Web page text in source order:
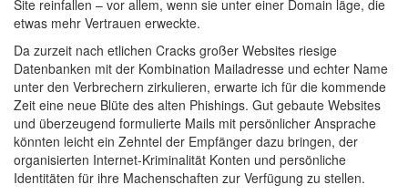
Site reinfallen – vor allem, wenn sie unter einer Domain läge, die
etwas mehr Vertrauen erweckte.
Da zurzeit nach etlichen Cracks großer Websites riesige
Datenbanken mit der Kombination Mailadresse und echter Name
unter den Verbrechern zirkulieren, erwarte ich für die kommende
Zeit eine neue Blüte des alten Phishings. Gut gebaute Websites
und überzeugend formulierte Mails mit persönlicher Ansprache
könnten leicht ein Zehntel der Empfänger dazu bringen, der
organisierten Internet-Kriminalität Konten und persönliche
Identitäten für ihre Machenschaften zur Verfügung zu stellen.